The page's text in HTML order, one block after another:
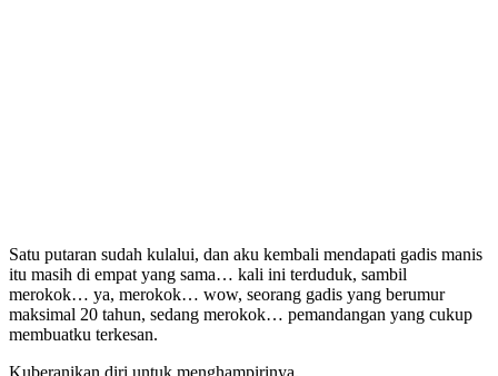
Satu putaran sudah kulalui, dan aku kembali mendapati gadis manis
itu masih di empat yang sama… kali ini terduduk, sambil
merokok… ya, merokok… wow, seorang gadis yang berumur
maksimal 20 tahun, sedang merokok… pemandangan yang cukup
membuatku terkesan.
Kuberanikan diri untuk menghampirinya.